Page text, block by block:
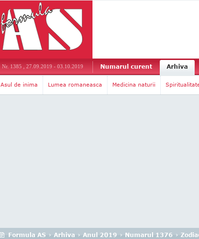
Nr. 1385 , 27.09.2019 - 03.10.2019 Numarul curent Arhiva
Asul de inima Lumea romaneasca Medicina naturii
Formula AS › Arhiva › Anul 2019 › Numarul 1376 ›